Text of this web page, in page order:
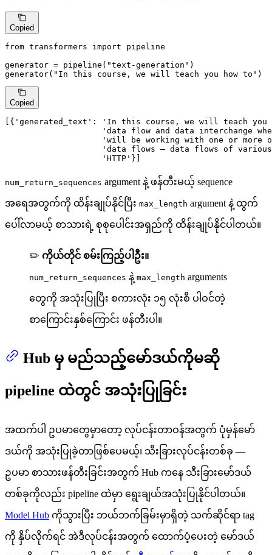
Copied
from transformers import pipeline
generator = pipeline( "text-generation" )
generator( "In this course, we will teach you how to" )
Copied
[{ 'generated_text' :
'In this course, we will teach you
'data flow and data interchange
'will be working with one or more
'data flows — data flows of
'HTTP' }]
num_return_sequences argument နဲ့ ဖန်တီးမယ့် sequence
အရေအတွက်ကို ထိန်းချုပ်နိုင်ပြီး max_length argument နဲ့ ထွက်
ပေါ်လာမယ့် စာသားရဲ့ စုစုပေါင်းအရှည်ကို ထိန်းချုပ်နိုင်ပါတယ်။
✏️ ကိုယ်တိုင် စမ်းကြည့်ပါဦး။
num_return_sequences နဲ့ max_length arguments
တွေကို အသုံးပြုပြီး စကားလုံး ၁၅ လုံးစီ ပါဝင်တဲ့
စာကြောင်းနှစ်ကြောင်း ဖန်တီးပါ။
Hub မှ မည်သည့်မော်ဒယ်ကိုမဆို
pipeline ထဲတွင် အသုံးပြုခြင်း
အထက်ပါ ဥပမာတွေမှာတော့ လုပ်ငန်းတာဝန်အတွက် ပုံမှန်မော်
ဒယ်ကို အသုံးပြုခဲ့တာဖြစ်ပေမယ့်၊ သီးခြားလုပ်ငန်းတစ်ခု —
ဥပမာ စာသားဖန်တီးခြင်းအတွက် Hub ကနေ သီးခြားမော်ဒယ်
တစ်ခုကိုလည်း pipeline ထဲမှာ ရွေးချယ်အသုံးပြုနိုင်ပါတယ်။
Model Hub ကိုသွားပြီး ဘယ်ဘက်ခြမ်းမှာရှိတဲ့ သက်ဆိုင်ရာ tag
ကို နှိပ်လိုက်ရင် အဲဒီလုပ်ငန်းအတွက် ထောက်ပံ့ပေးတဲ့ မော်ဒယ်